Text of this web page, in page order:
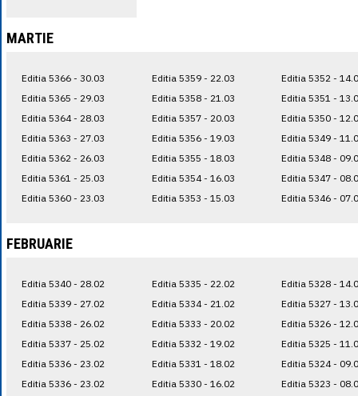
MARTIE
Editia 5366 - 30.03
Editia 5365 - 29.03
Editia 5364 - 28.03
Editia 5363 - 27.03
Editia 5362 - 26.03
Editia 5361 - 25.03
Editia 5360 - 23.03
Editia 5359 - 22.03
Editia 5358 - 21.03
Editia 5357 - 20.03
Editia 5356 - 19.03
Editia 5355 - 18.03
Editia 5354 - 16.03
Editia 5353 - 15.03
Editia 5352 -
Editia 5351 -
Editia 5350 -
Editia 5349 -
Editia 5348 -
Editia 5347 -
Editia 5346 -
FEBRUARIE
Editia 5340 - 28.02
Editia 5339 - 27.02
Editia 5338 - 26.02
Editia 5337 - 25.02
Editia 5336 - 23.02
Editia 5336 - 23.02
Editia 5335 - 22.02
Editia 5334 - 21.02
Editia 5333 - 20.02
Editia 5332 - 19.02
Editia 5331 - 18.02
Editia 5330 - 16.02
Editia 5328 -
Editia 5327 -
Editia 5326 -
Editia 5325 -
Editia 5324 -
Editia 5323 -